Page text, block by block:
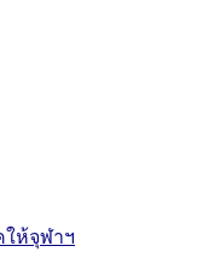
ให้จุฬาฯ